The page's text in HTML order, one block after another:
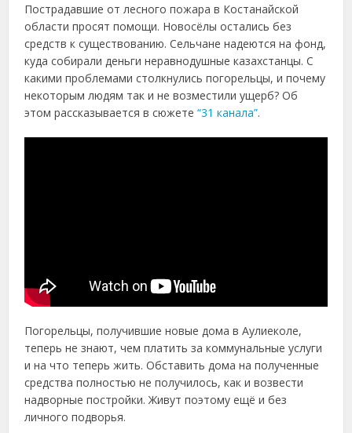
Пострадавшие от лесного пожара в Костанайской
области просят помощи. Новосёлы остались без
средств к существованию. Сельчане надеются на фонд,
куда собирали деньги неравнодушные казахстанцы. С
какими проблемами столкнулись погорельцы, и почему
некоторым людям так и не возместили ущерб? Об
этом рассказывается в сюжете“31 канала”.
Погорельцы, получившие новые дома в Аулиеколе,
теперь не знают, чем платить за коммунальные услуги
и на что теперь жить. Обставить дома на полученные
средства полностью не получилось, как и возвести
надворные постройки. Живут поэтому ещё и без
личного подворья.